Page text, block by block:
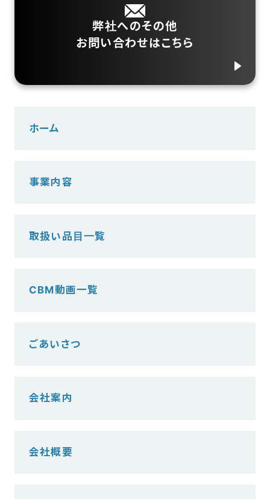
弊社へのその他
お問い合わせはこちら
ホーム
事業内容
取扱い品目一覧
CBM動画一覧
ごあいさつ
会社案内
会社概要